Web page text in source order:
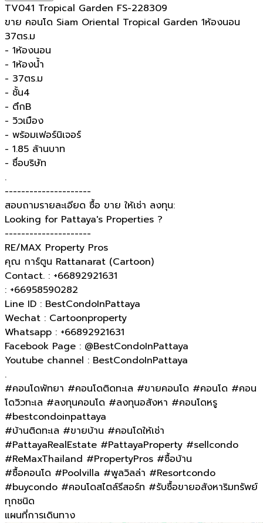
TV041 Tropical Garden FS-228309
ขาย คอนโด Siam Oriental Tropical Garden 1ห้องนอน
37ตร.ม
- 1ห้องนอน
- 1ห้องน้ำ
- 37ตร.ม
- ชั้น4
- ตึกB
- วิวเมือง
- พร้อมเฟอร์นิเจอร์
- 1.85 ล้านบาท
- ชื่อบริษัท
.
---------------------
สอบถามรายละเอียด ซื้อ ขาย ให้เช่า ลงทุน:
Looking for Pattaya's Properties ?
---------------------
RE/MAX Property Pros
คุณ การ์ตูน Rattanarat (Cartoon)
Contact. : +66892921631
: +66958590282
Line ID : BestCondoInPattaya
Wechat : Cartoonproperty
Whatsapp : +66892921631
Facebook Page : @BestCondoInPattaya
Youtube channel : BestCondoInPattaya
.
#คอนโดพัทยา #คอนโดติดทะเล #ขายคอนโด #คอนโด #คอน
โดวิวทะเล #ลงทุนคอนโด #ลงทุนอสังหา #คอนโดหรู
#bestcondoinpattaya
#บ้านติดทะเล​ #ขายบ้าน #คอนโดให้เช่า
#PattayaRealEstate #PattayaProperty #sellcondo
#ReMaxThailand #PropertyPros #ซื้อบ้าน
#ซื้อคอนโด #Poolvilla #พูลวิลล่า #Resortcondo
#buycondo #คอนโดสไตล์รีสอร์ท #รับซื้อขายอสังหาริมทรัพย์
ทุกชนิด
แผนที่การเดินทาง